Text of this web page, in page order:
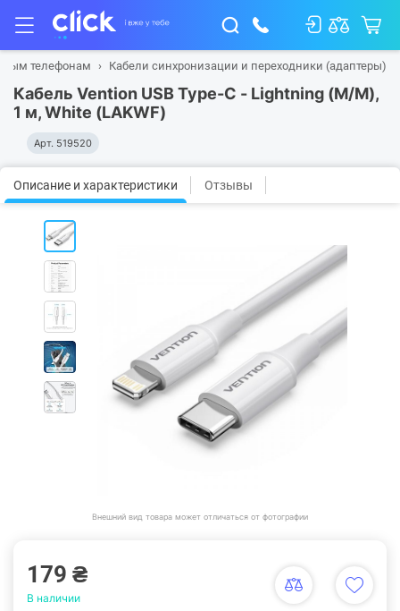
телефонам Кабели синхронизации и переходники (адаптеры)
Кабель Vention USB Type-C - Lightning (M/M),
1 м, White (LAKWF)
Арт. 519520
Описание и характеристики Отзывы
Внешний вид товара может отличаться от фотографии
179 ₴
В наличии